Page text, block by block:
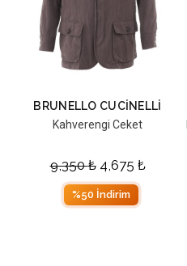
BRUNELLO CUCINELLI
Kahverengi Ceket
9,350₺ 4,675 ₺
%50 İndirim